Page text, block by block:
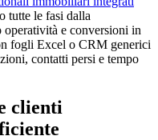
tutte le fasi dalla
e conversioni in
fogli Excel o CRM generici
contatti persi e tempo
clienti